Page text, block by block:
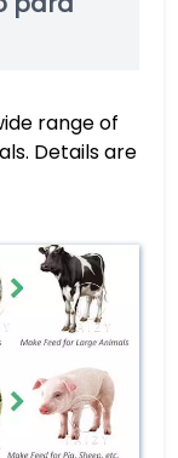
range of
Details are